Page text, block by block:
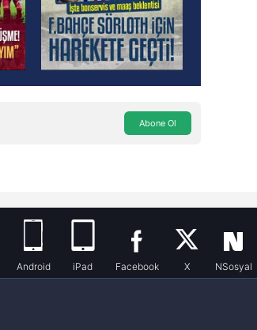
Abone Ol
Android iPad Facebook X NSosyal